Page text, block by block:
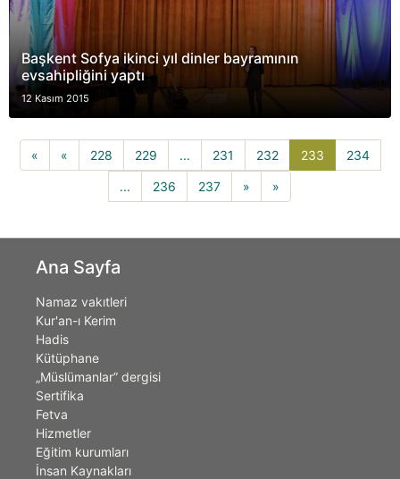
Başkent Sofya ikinci yıl dinler bayramının
evsahipliğini yaptı
12 Kasım 2015
« « 228 229 ... 231 232 233233(current)
234
... 236 237 » »
Ana Sayfa
Namaz vakıtleri
Kur'an-ı Kerim
Hadis
Kütüphane
„Müslümanlar” dergisi
Sertifika
Fetva
Hizmetler
Eğitim kurumları
İnsan Kaynakları